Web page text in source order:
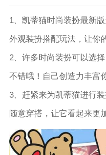
1、凯蒂猫时尚装扮最新
外观装扮搭配玩法，让你
2、许多时尚装扮可以选
不错哦！自己创造力丰富
3、赶紧来为凯蒂猫进行
随意穿搭，让它看起来更